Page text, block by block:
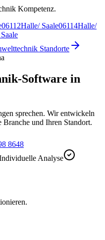
Kompetenz.
06112Halle/ Saale06114Halle/
Standorte
Software in
sprechen. Wir entwickeln
Branche und Ihren Standort.
8648
Analyse